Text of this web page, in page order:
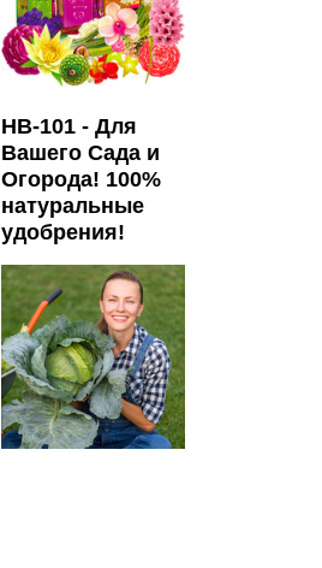
HB-101 - Для
Вашего Сада и
Огорода! 100%
натуральные
удобрения!